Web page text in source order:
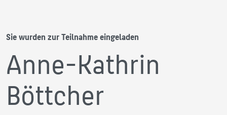
Sie wurden zur Teilnahme eingeladen
Anne-Kathrin
Böttcher